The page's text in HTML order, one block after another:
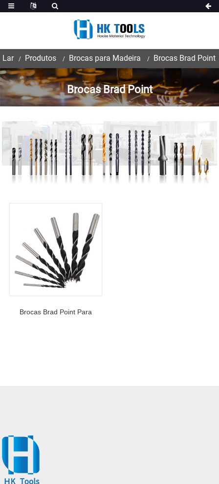
Lar Produtos Brocas para Madeira Brocas Brad Point
Brocas Brad Point
Brocas Brad Point Para